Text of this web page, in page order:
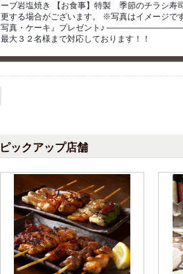
ーブ岩塩焼き 【お食事】特製 季節のチラシ
更する場合がございます。 ※写真はイメー
写真・ケーキ』プレゼント♪
最大３２名様まで対応しております！！
ピックアップ店舗